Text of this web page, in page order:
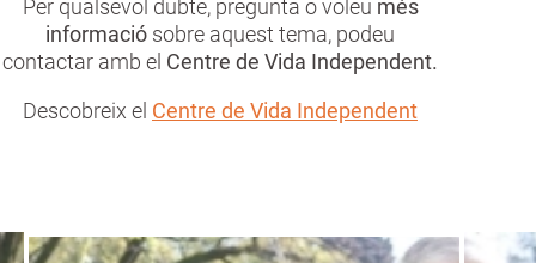
Per qualsevol dubte, pregunta o voleu més
informació sobre aquest tema, podeu
contactar amb el Centre de Vida Independent.
Descobreix el Centre de Vida Independent